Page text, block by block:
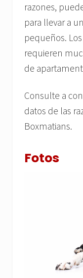
razones,
para llevar a
pequeños.
requieren
de
Consulte a
datos de las
Boxmatians.
Fotos